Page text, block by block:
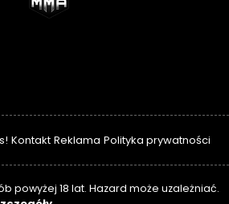
Kontakt Reklama Polityka prywatności
powyżej 18 lat. Hazard może uzależniać.